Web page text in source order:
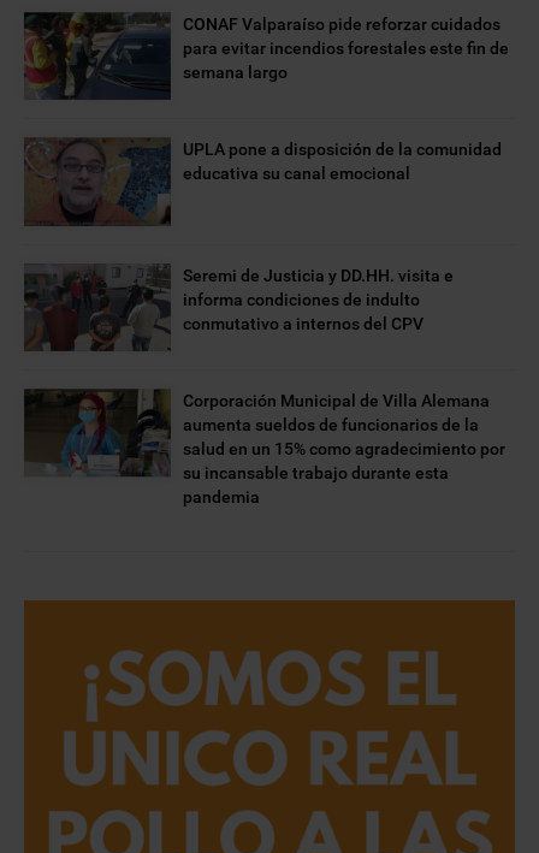
CONAF Valparaíso pide reforzar cuidados
para evitar incendios forestales este fin de
semana largo
UPLA pone a disposición de la comunidad
educativa su canal emocional
Seremi de Justicia y DD.HH. visita e
informa condiciones de indulto
conmutativo a internos del CPV
Corporación Municipal de Villa Alemana
aumenta sueldos de funcionarios de la
salud en un 15% como agradecimiento por
su incansable trabajo durante esta
pandemia